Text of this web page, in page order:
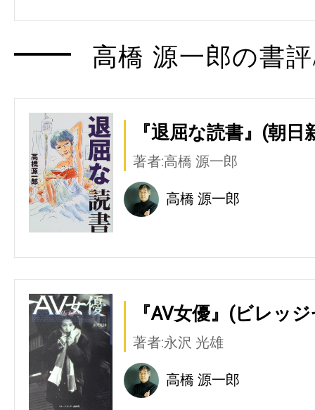
高橋 源一郎の書
『退屈な読書』(朝日
著者:高橋 源一郎
高橋 源一郎
『AV女優』(ビレッ
著者:永沢 光雄
高橋 源一郎